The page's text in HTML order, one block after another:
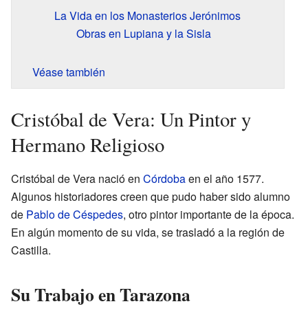
La Vida en los Monasterios Jerónimos
Obras en Lupiana y la Sisla
Véase también
Cristóbal de Vera: Un Pintor y
Hermano Religioso
Cristóbal de Vera nació en Córdobaen el año 1577.
Algunos historiadores creen que pudo haber sido alumno
de Pablo de Céspedes, otro pintor importante de la época.
En algún momento de su vida, se trasladó a la región de
Castilla.
Su Trabajo en Tarazona